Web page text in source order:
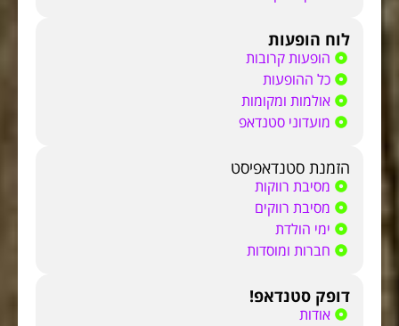
לוח הופעות
הופעות קרובות
כל ההופעות
אולמות ומקומות
מועדוני סטנדאפ
הזמנת סטנדאפיסט
מסיבת רווקות
מסיבת רווקים
ימי הולדת
חברות ומוסדות
דופק סטנדאפ!
אודות